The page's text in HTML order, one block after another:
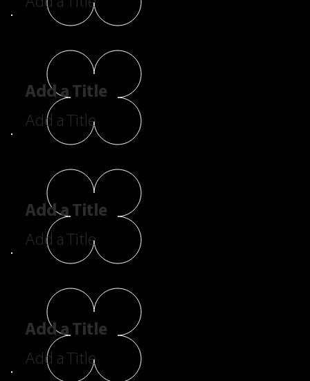
Add a Title
Add a Title
Add a Title
Add a Title
Add a Title
Add a Title